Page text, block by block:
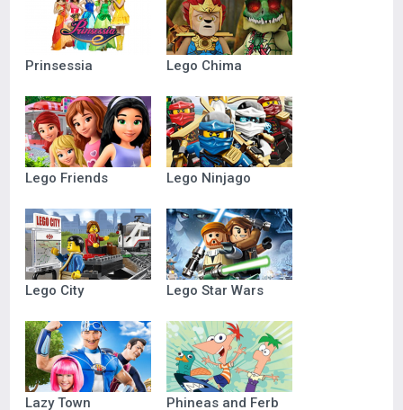
Prinsessia Lego Chima
Lego Friends Lego Ninjago
Lego City Lego Star Wars
Lazy Town Phineas and Ferb